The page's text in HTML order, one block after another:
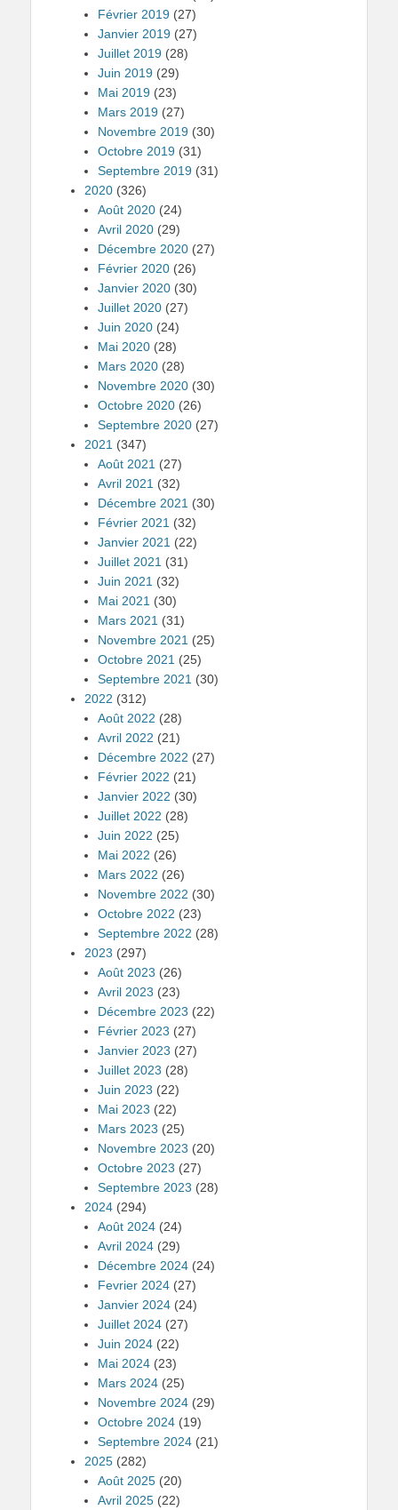
Février 2019 (27)
Janvier 2019 (27)
Juillet 2019 (28)
Juin 2019 (29)
Mai 2019 (23)
Mars 2019 (27)
Novembre 2019 (30)
Octobre 2019 (31)
Septembre 2019 (31)
2020 (326)
Août 2020 (24)
Avril 2020 (29)
Décembre 2020 (27)
Février 2020 (26)
Janvier 2020 (30)
Juillet 2020 (27)
Juin 2020 (24)
Mai 2020 (28)
Mars 2020 (28)
Novembre 2020 (30)
Octobre 2020 (26)
Septembre 2020 (27)
2021 (347)
Août 2021 (27)
Avril 2021 (32)
Décembre 2021 (30)
Février 2021 (32)
Janvier 2021 (22)
Juillet 2021 (31)
Juin 2021 (32)
Mai 2021 (30)
Mars 2021 (31)
Novembre 2021 (25)
Octobre 2021 (25)
Septembre 2021 (30)
2022 (312)
Août 2022 (28)
Avril 2022 (21)
Décembre 2022 (27)
Février 2022 (21)
Janvier 2022 (30)
Juillet 2022 (28)
Juin 2022 (25)
Mai 2022 (26)
Mars 2022 (26)
Novembre 2022 (30)
Octobre 2022 (23)
Septembre 2022 (28)
2023 (297)
Août 2023 (26)
Avril 2023 (23)
Décembre 2023 (22)
Février 2023 (27)
Janvier 2023 (27)
Juillet 2023 (28)
Juin 2023 (22)
Mai 2023 (22)
Mars 2023 (25)
Novembre 2023 (20)
Octobre 2023 (27)
Septembre 2023 (28)
2024 (294)
Août 2024 (24)
Avril 2024 (29)
Décembre 2024 (24)
Fevrier 2024 (27)
Janvier 2024 (24)
Juillet 2024 (27)
Juin 2024 (22)
Mai 2024 (23)
Mars 2024 (25)
Novembre 2024 (29)
Octobre 2024 (19)
Septembre 2024 (21)
2025 (282)
Août 2025 (20)
Avril 2025 (22)